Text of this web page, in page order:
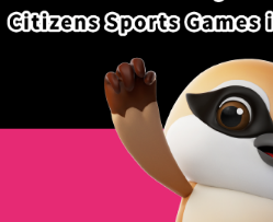
要
內